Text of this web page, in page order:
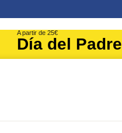
A partir de 25€
Día del Padre